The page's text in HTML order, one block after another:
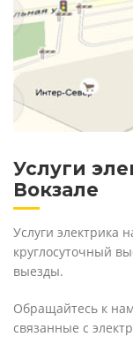
Услуги
Вокзале
Услуги электрика
круглосуточный
выезды.
Обращайтесь к
связанные с